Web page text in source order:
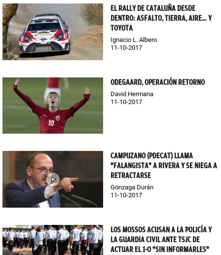
EL RALLY DE CATALUÑA DESDE
DENTRO: ASFALTO, TIERRA, AIRE… Y
TOYOTA
Ignacio L. Albero
11-10-2017
ODEGAARD, OPERACIÓN RETORNO
David Hermana
11-10-2017
CAMPUZANO (PDECAT) LLAMA
"FALANGISTA" A RIVERA Y SE NIEGA A
RETRACTARSE
Gonzaga Durán
11-10-2017
LOS MOSSOS ACUSAN A LA POLICÍA Y
LA GUARDIA CIVIL ANTE TSJC DE
ACTUAR EL 1-O "SIN INFORMARLES"